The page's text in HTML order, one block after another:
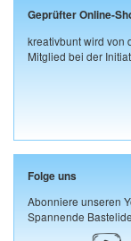
Geprüfter Online-
kreativbunt wird von
Mitglied bei der
Folge uns
Abonniere unseren
Spannende